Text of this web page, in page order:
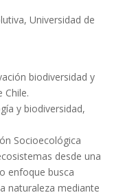
Universidad de
biodiversidad y
Chile.
y biodiversidad,
Socioecológica
desde una
enfoque busca
naturaleza mediante